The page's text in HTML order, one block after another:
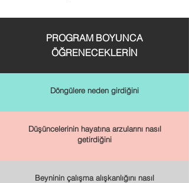
PROGRAM BOYUNCA
ÖĞRENECEKLERİN
Döngülere neden girdiğini
Düşüncelerinin hayatına arzularını nasıl
getirdiğini
Beyninin çalışma alışkanlığını nasıl